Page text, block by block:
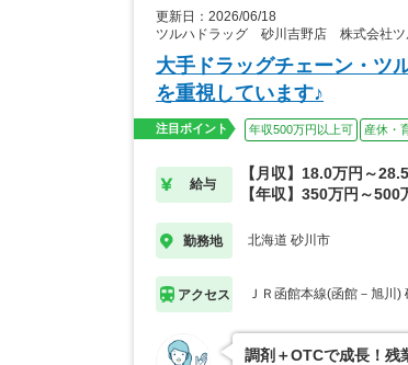
更新日：2026/06/18
ツルハドラッグ 砂川吉野店 株式会社ツ
大手ドラッグチェーン・ツ
を重視しています♪
注目ポイント 年収500万円以上可 産休・
給与
【月収】18.0万円～
【年収】350万円～500
勤務地 北海道 砂川市
アクセス ＪＲ函館本線(函館－旭川)
調剤＋OTCで成長！残